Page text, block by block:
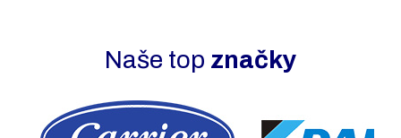
Naše top značky